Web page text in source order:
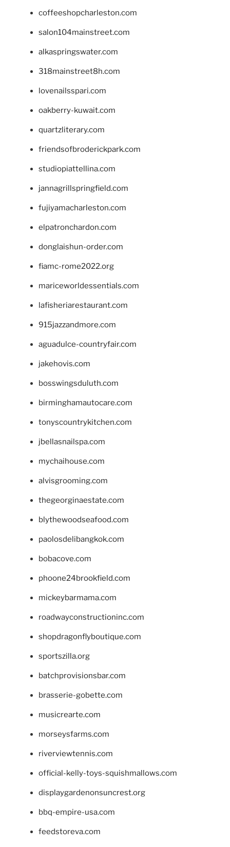
coffeeshopcharleston.com
salon104mainstreet.com
alkaspringswater.com
318mainstreet8h.com
lovenailsspari.com
oakberry-kuwait.com
quartzliterary.com
friendsofbroderickpark.com
studiopiattellina.com
jannagrillspringfield.com
fujiyamacharleston.com
elpatronchardon.com
donglaishun-order.com
fiamc-rome2022.org
mariceworldessentials.com
lafisheriarestaurant.com
915jazzandmore.com
aguadulce-countryfair.com
jakehovis.com
bosswingsduluth.com
birminghamautocare.com
tonyscountrykitchen.com
jbellasnailspa.com
mychaihouse.com
alvisgrooming.com
thegeorginaestate.com
blythewoodseafood.com
paolosdelibangkok.com
bobacove.com
phoone24brookfield.com
mickeybarmama.com
roadwayconstructioninc.com
shopdragonflyboutique.com
sportszilla.org
batchprovisionsbar.com
brasserie-gobette.com
musicrearte.com
morseysfarms.com
riverviewtennis.com
official-kelly-toys-squishmallows.com
displaygardenonsuncrest.org
bbq-empire-usa.com
feedstoreva.com